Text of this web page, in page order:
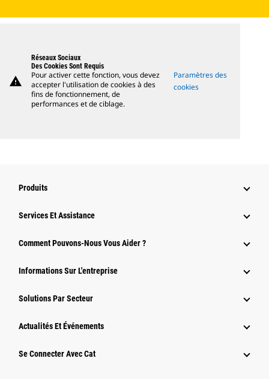
warning
Réseaux Sociaux
Des Cookies Sont Requis
Pour activer cette fonction, vous devez
accepter l'utilisation de cookies à des
fins de fonctionnement, de
performances et de ciblage.
Paramètres des
cookies
Produits
Services Et Assistance
Comment Pouvons-Nous Vous Aider ?
Informations Sur L'entreprise
Solutions Par Secteur
Actualités Et Événements
Se Connecter Avec Cat